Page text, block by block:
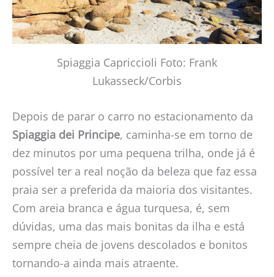
Spiaggia Capriccioli Foto: Frank
Lukasseck/Corbis
Depois de parar o carro no estacionamento da
Spiaggia dei Principe, caminha-se em torno de
dez minutos por uma pequena trilha, onde já é
possível ter a real noção da beleza que faz essa
praia ser a preferida da maioria dos visitantes.
Com areia branca e água turquesa, é, sem
dúvidas, uma das mais bonitas da ilha e está
sempre cheia de jovens descolados e bonitos
tornando-a ainda mais atraente.